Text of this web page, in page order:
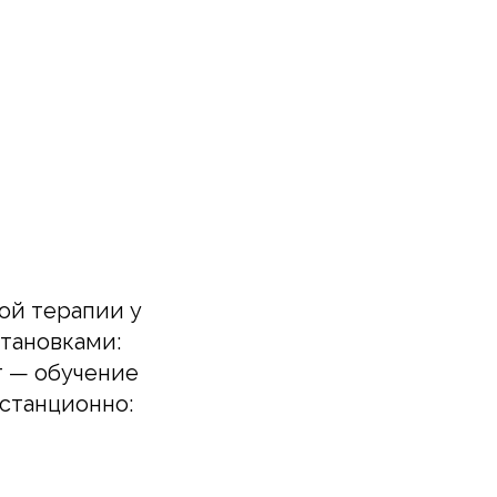
терапии у
— обучение